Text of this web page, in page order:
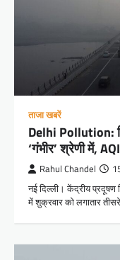
ताजा खबरें
Delhi Pollution:
‘गंभीर’ श्रेणी में,
Rahul Chandel
नई दिल्ली। केंद्रीय प्रदूषण
में शुक्रवार को लगातार